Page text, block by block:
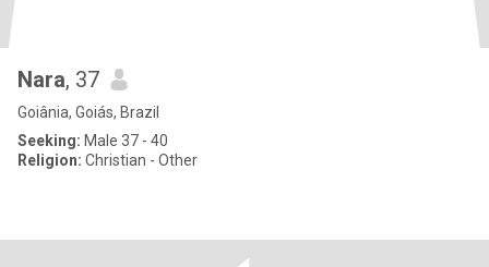
Nara, 37
Goiânia, Goiás, Brazil
Seeking: Male 37 - 40
Religion: Christian - Other